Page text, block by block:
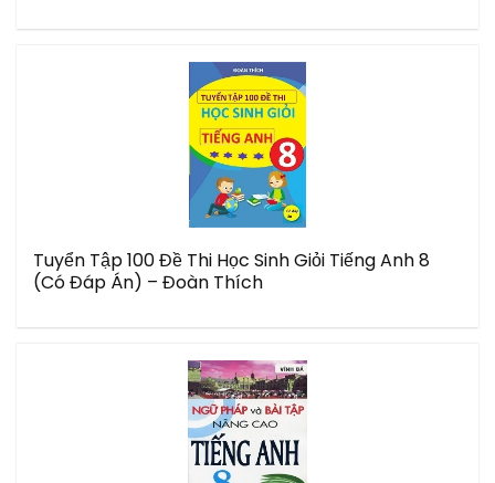
Tuyển Tập 100 Đề Thi Học Sinh Giỏi Tiếng Anh 8
(Có Đáp Án) – Đoàn Thích